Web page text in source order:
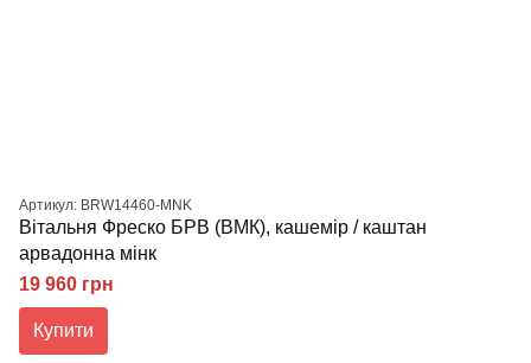
Артикул: BRW14460-MNK
Вітальня Фреско БРВ (ВМК), кашемір / каштан
арвадонна мінк
19 960 грн
Купити